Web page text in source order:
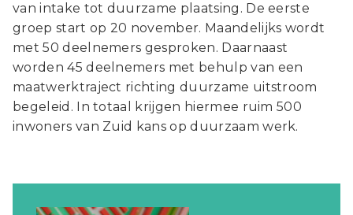
van intake tot duurzame plaatsing. De eerste
groep start op 20 november. Maandelijks wordt
met 50 deelnemers gesproken. Daarnaast
worden 45 deelnemers met behulp van een
maatwerktraject richting duurzame uitstroom
begeleid. In totaal krijgen hiermee ruim 500
inwoners van Zuid kans op duurzaam werk.